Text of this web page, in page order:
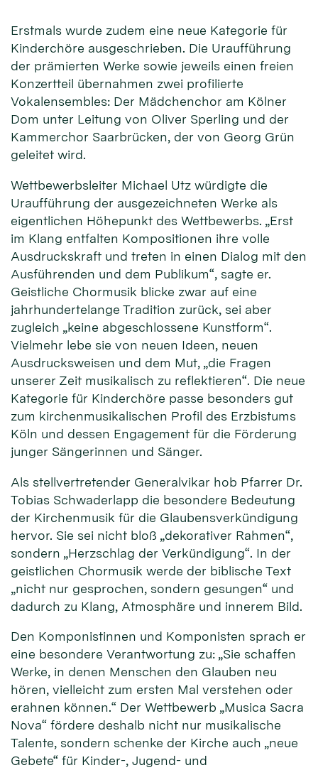
Erstmals wurde zudem eine neue Kategorie für
Kinderchöre ausgeschrieben. Die Uraufführung
der prämierten Werke sowie jeweils einen freien
Konzertteil übernahmen zwei profilierte
Vokalensembles: Der Mädchenchor am Kölner
Dom unter Leitung von Oliver Sperling und der
Kammerchor Saarbrücken, der von Georg Grün
geleitet wird.
Wettbewerbsleiter Michael Utz würdigte die
Uraufführung der ausgezeichneten Werke als
eigentlichen Höhepunkt des Wettbewerbs. „Erst
im Klang entfalten Kompositionen ihre volle
Ausdruckskraft und treten in einen Dialog mit den
Ausführenden und dem Publikum“, sagte er.
Geistliche Chormusik blicke zwar auf eine
jahrhundertelange Tradition zurück, sei aber
zugleich „keine abgeschlossene Kunstform“.
Vielmehr lebe sie von neuen Ideen, neuen
Ausdrucksweisen und dem Mut, „die Fragen
unserer Zeit musikalisch zu reflektieren“. Die neue
Kategorie für Kinderchöre passe besonders gut
zum kirchenmusikalischen Profil des Erzbistums
Köln und dessen Engagement für die Förderung
junger Sängerinnen und Sänger.
Als stellvertretender Generalvikar hob Pfarrer Dr.
Tobias Schwaderlapp die besondere Bedeutung
der Kirchenmusik für die Glaubensverkündigung
hervor. Sie sei nicht bloß „dekorativer Rahmen“,
sondern „Herzschlag der Verkündigung“. In der
geistlichen Chormusik werde der biblische Text
„nicht nur gesprochen, sondern gesungen“ und
dadurch zu Klang, Atmosphäre und innerem Bild.
Den Komponistinnen und Komponisten sprach er
eine besondere Verantwortung zu: „Sie schaffen
Werke, in denen Menschen den Glauben neu
hören, vielleicht zum ersten Mal verstehen oder
erahnen können.“ Der Wettbewerb „Musica Sacra
Nova“ fördere deshalb nicht nur musikalische
Talente, sondern schenke der Kirche auch „neue
Gebete“ für Kinder-, Jugend- und